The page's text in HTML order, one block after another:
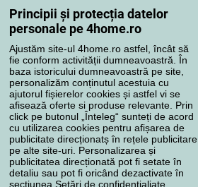
Principii și protecția datelor
personale pe 4home.ro
Ajustăm site-ul 4home.ro astfel, încât să
fie conform activității dumneavoastră. În
baza istoricului dumneavoastră pe site,
personalizăm conținutul acestuia cu
ajutorul fișierelor cookies și astfel vi se
afisează oferte si produse relevante. Prin
click pe butonul „Înteleg“ sunteți de acord
cu utilizarea cookies pentru afișarea de
publicitate direcționatș în rețele publicitare
pe alte site-uri. Personalizarea și
publicitatea direcționată pot fi setate în
detaliu sau pot fi oricând dezactivate în
secțiunea Setări de confidențialiate
Reclamaţii
Retragere de la contract
Regulile de procesare a recenziilor
Metode de transport
Metode de plată
Magazin de încredere